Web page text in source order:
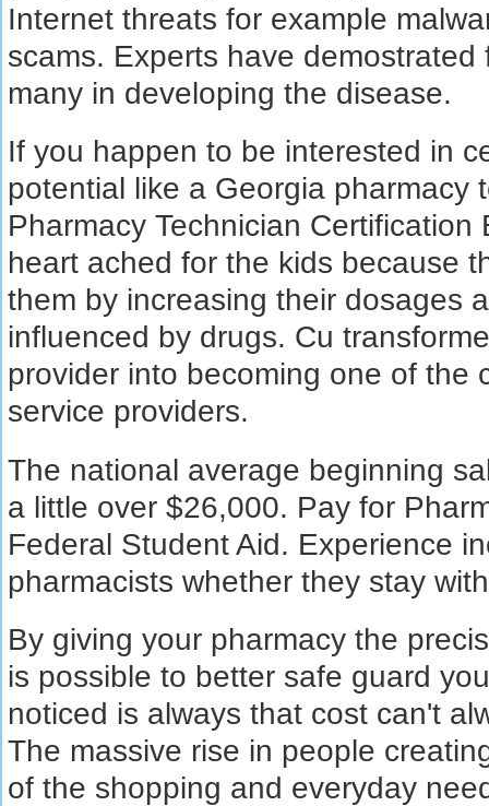
Internet threats for example
scams. Experts have
many in developing the disease.
If you happen to be interested in
potential like a Georgia pharmacy
Pharmacy Technician
heart ached for the kids because
them by increasing their dosages
influenced by drugs. Cu
provider into becoming one of the
service providers.
The national average beginning
a little over $26,000. Pay for
Federal Student Aid. Experience
pharmacists whether they stay
By giving your pharmacy the
is possible to better safe guard
noticed is always that cost can't
The massive rise in people
of the shopping and everyday